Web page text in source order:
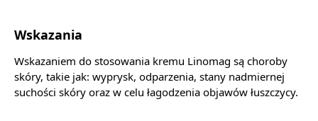
Wskazania
Wskazaniem do stosowania kremu Linomag są choroby
skóry, takie jak: wyprysk, odparzenia, stany nadmiernej
suchości skóry oraz w celu łagodzenia objawów łuszczycy.